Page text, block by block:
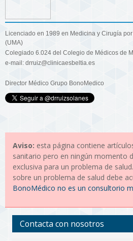
Licenciado en 1989 en Medicina y Cirugía
(UMA)
Colegiado 6.024 del Colegio de Médicos de
e-mail: drruiz@clinicaesbeltia.es
Director Médico Grupo BonoMedico
Aviso: esta página contiene
sanitario pero en ningún momento
exclusiva para un problema de
sobre un problema de salud debe
BonoMédico no es un consultorio
Contacta con nosotros